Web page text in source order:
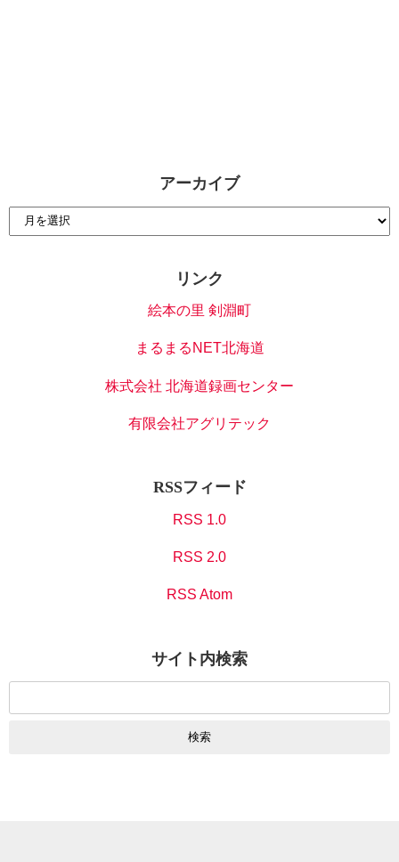
アーカイブ
リンク
絵本の里 剣淵町
まるまるNET北海道
株式会社 北海道録画センター
有限会社アグリテック
RSSフィード
RSS 1.0
RSS 2.0
RSS Atom
サイト内検索